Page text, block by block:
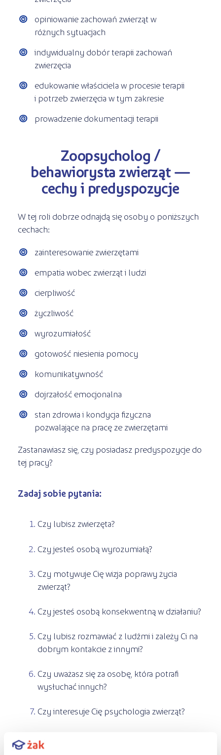
opiniowanie zachowań zwierząt w
różnych sytuacjach
indywidualny dobór terapii zachowań
zwierzęcia
edukowanie właściciela w procesie terapii
i potrzeb zwierzęcia w tym zakresie
prowadzenie dokumentacji terapii
Zoopsycholog /
behawiorysta zwierząt —
cechy i predyspozycje
W tej roli dobrze odnajdą się osoby o poniższych
cechach:
zainteresowanie zwierzętami
empatia wobec zwierząt i ludzi
cierpliwość
życzliwość
wyrozumiałość
gotowość niesienia pomocy
komunikatywność
dojrzałość emocjonalna
stan zdrowia i kondycja fizyczna
pozwalające na pracę ze zwierzętami
Zastanawiasz się, czy posiadasz predyspozycje do
tej pracy?
Zadaj sobie pytania:
Czy lubisz zwierzęta?
Czy jesteś osobą wyrozumiałą?
Czy motywuje Cię wizja poprawy życia
zwierząt?
Czy jesteś osobą konsekwentną w działaniu?
Czy lubisz rozmawiać z ludźmi i zależy Ci na
dobrym kontakcie z innymi?
Czy uważasz się za osobę, która potrafi
wysłuchać innych?
Czy interesuje Cię psychologia zwierząt?
zdrowiem psychicznym i fizycznym